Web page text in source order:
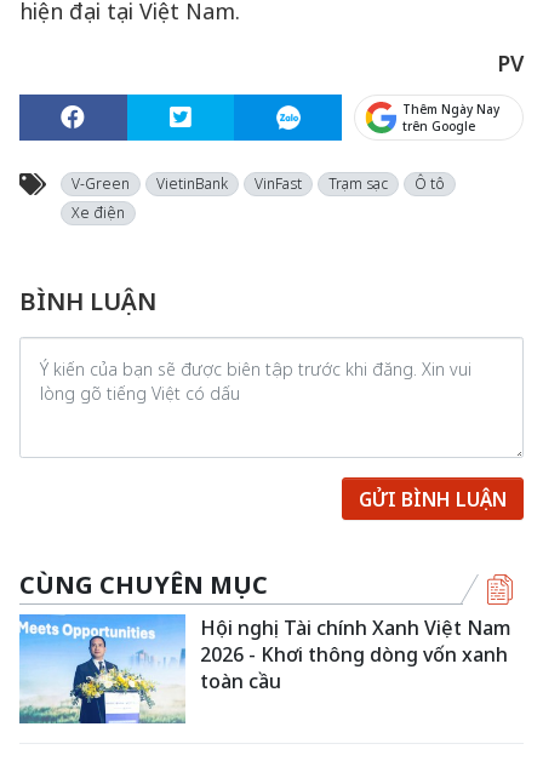
hiện đại tại Việt Nam.
PV
Thêm Ngày Nay
trên Google
V-Green VietinBank VinFast Trạm sạc
Ô tô
Xe điện
BÌNH LUẬN
GỬI BÌNH LUẬN
CÙNG CHUYÊN MỤC
Hội nghị Tài chính Xanh Việt Nam
2026 - Khơi thông dòng vốn xanh
toàn cầu